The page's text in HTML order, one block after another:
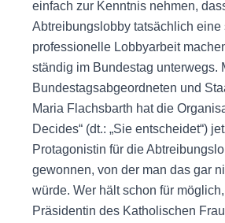
einfach zur Kenntnis nehmen,
Abtreibungslobby tatsächlich eine
professionelle Lobbyarbeit
ständig im Bundestag unterwegs.
Bundestagsabgeordneten und
Maria Flachsbarth hat die
Decides“ (dt.: „Sie entscheidet“)
Protagonistin für die
gewonnen, von der man das gar
würde. Wer hält schon für
Präsidentin des Katholischen